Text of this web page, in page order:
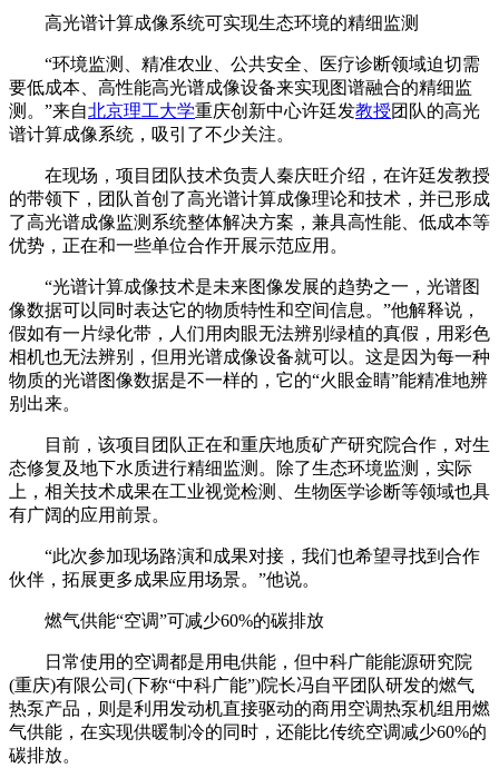
高光谱计算成像系统可实现生态环境的精细监测
“环境监测、精准农业、公共安全、医疗诊断领域迫切需
要低成本、高性能高光谱成像设备来实现图谱融合的精细监
测。”来自北京理工大学重庆创新中心许廷发教授团队的高光
谱计算成像系统，吸引了不少关注。
在现场，项目团队技术负责人秦庆旺介绍，在许廷发教授
的带领下，团队首创了高光谱计算成像理论和技术，并已形成
了高光谱成像监测系统整体解决方案，兼具高性能、低成本等
优势，正在和一些单位合作开展示范应用。
“光谱计算成像技术是未来图像发展的趋势之一，光谱图
像数据可以同时表达它的物质特性和空间信息。”他解释说，
假如有一片绿化带，人们用肉眼无法辨别绿植的真假，用彩色
相机也无法辨别，但用光谱成像设备就可以。这是因为每一种
物质的光谱图像数据是不一样的，它的“火眼金睛”能精准地辨
别出来。
目前，该项目团队正在和重庆地质矿产研究院合作，对生
态修复及地下水质进行精细监测。除了生态环境监测，实际
上，相关技术成果在工业视觉检测、生物医学诊断等领域也具
有广阔的应用前景。
“此次参加现场路演和成果对接，我们也希望寻找到合作
伙伴，拓展更多成果应用场景。”他说。
燃气供能“空调”可减少60%的碳排放
日常使用的空调都是用电供能，但中科广能能源研究院
(重庆)有限公司(下称“中科广能”)院长冯自平团队研发的燃气
热泵产品，则是利用发动机直接驱动的商用空调热泵机组用燃
气供能，在实现供暖制冷的同时，还能比传统空调减少60%的
碳排放。